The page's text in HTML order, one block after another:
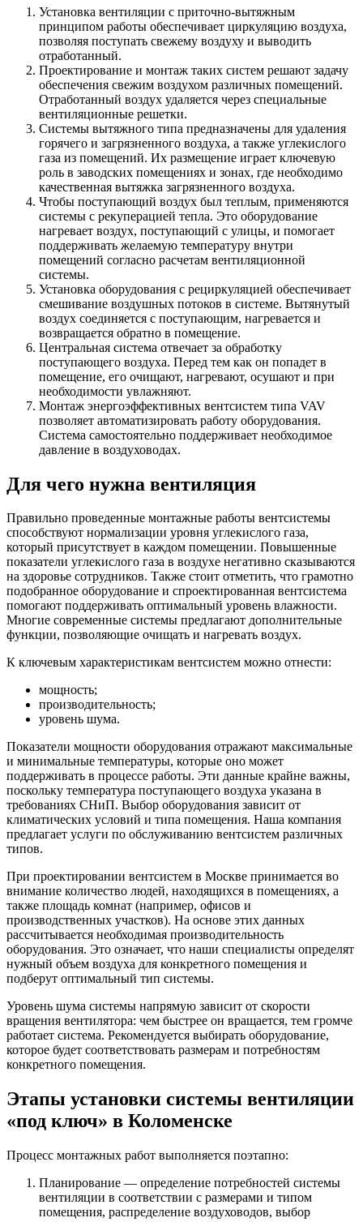
Установка вентиляции с приточно-вытяжным
принципом работы обеспечивает циркуляцию воздуха,
позволяя поступать свежему воздуху и выводить
отработанный.
Проектирование и монтаж таких систем решают задачу
обеспечения свежим воздухом различных помещений.
Отработанный воздух удаляется через специальные
вентиляционные решетки.
Системы вытяжного типа предназначены для удаления
горячего и загрязненного воздуха, а также углекислого
газа из помещений. Их размещение играет ключевую
роль в заводских помещениях и зонах, где необходимо
качественная вытяжка загрязненного воздуха.
Чтобы поступающий воздух был теплым, применяются
системы с рекуперацией тепла. Это оборудование
нагревает воздух, поступающий с улицы, и помогает
поддерживать желаемую температуру внутри
помещений согласно расчетам вентиляционной
системы.
Установка оборудования с рециркуляцией обеспечивает
смешивание воздушных потоков в системе. Вытянутый
воздух соединяется с поступающим, нагревается и
возвращается обратно в помещение.
Центральная система отвечает за обработку
поступающего воздуха. Перед тем как он попадет в
помещение, его очищают, нагревают, осушают и при
необходимости увлажняют.
Монтаж энергоэффективных вентсистем типа VAV
позволяет автоматизировать работу оборудования.
Система самостоятельно поддерживает необходимое
давление в воздуховодах.
Для чего нужна вентиляция
Правильно проведенные монтажные работы вентсистемы
способствуют нормализации уровня углекислого газа,
который присутствует в каждом помещении. Повышенные
показатели углекислого газа в воздухе негативно сказываются
на здоровье сотрудников. Также стоит отметить, что грамотно
подобранное оборудование и спроектированная вентсистема
помогают поддерживать оптимальный уровень влажности.
Многие современные системы предлагают дополнительные
функции, позволяющие очищать и нагревать воздух.
К ключевым характеристикам вентсистем можно отнести:
мощность;
производительность;
уровень шума.
Показатели мощности оборудования отражают максимальные
и минимальные температуры, которые оно может
поддерживать в процессе работы. Эти данные крайне важны,
поскольку температура поступающего воздуха указана в
требованиях СНиП. Выбор оборудования зависит от
климатических условий и типа помещения. Наша компания
предлагает услуги по обслуживанию вентсистем различных
типов.
При проектировании вентсистем в Москве принимается во
внимание количество людей, находящихся в помещениях, а
также площадь комнат (например, офисов и
производственных участков). На основе этих данных
рассчитывается необходимая производительность
оборудования. Это означает, что наши специалисты определят
нужный объем воздуха для конкретного помещения и
подберут оптимальный тип системы.
Уровень шума системы напрямую зависит от скорости
вращения вентилятора: чем быстрее он вращается, тем громче
работает система. Рекомендуется выбирать оборудование,
которое будет соответствовать размерам и потребностям
конкретного помещения.
Этапы установки системы вентиляции
«под ключ» в Коломенске
Процесс монтажных работ выполняется поэтапно:
Планирование — определение потребностей системы
вентиляции в соответствии с размерами и типом
помещения, распределение воздуховодов, выбор